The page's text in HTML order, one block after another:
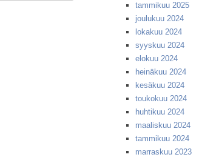
tammikuu 2025
joulukuu 2024
lokakuu 2024
syyskuu 2024
elokuu 2024
heinäkuu 2024
kesäkuu 2024
toukokuu 2024
huhtikuu 2024
maaliskuu 2024
tammikuu 2024
marraskuu 2023